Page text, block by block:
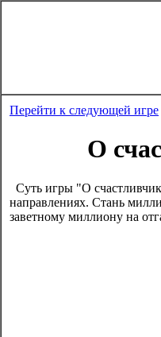
Перейти к следующей игре
О
Суть игры "О
направлениях. Стань
заветному миллиону на